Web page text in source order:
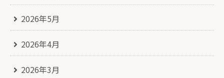
2026年5月
2026年4月
2026年3月